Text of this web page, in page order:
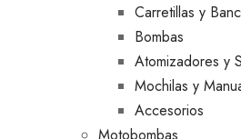
Carretillas y
Bombas
Atomizadores y
Mochilas y
Accesorios
Motobombas